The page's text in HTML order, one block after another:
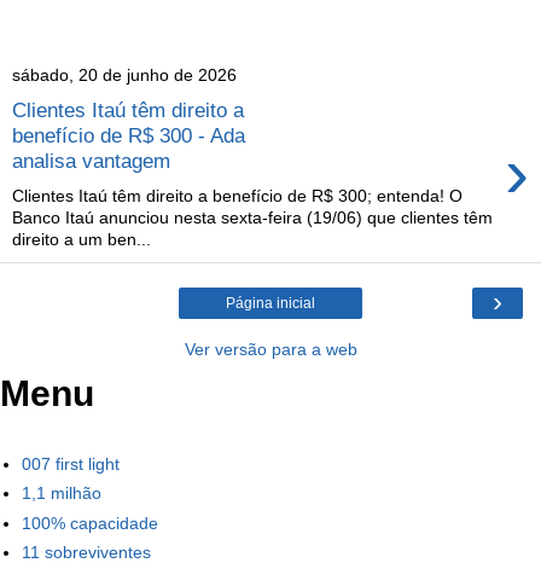
sábado, 20 de junho de 2026
Clientes Itaú têm direito a
benefício de R$ 300 - Ada
analisa vantagem
›
Clientes Itaú têm direito a benefício de R$ 300; entenda! O
Banco Itaú anunciou nesta sexta-feira (19/06) que clientes têm
direito a um ben...
›
Página inicial
Ver versão para a web
Menu
007 first light
1,1 milhão
100% capacidade
11 sobreviventes